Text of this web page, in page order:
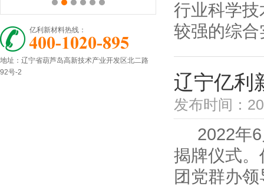
亿利新材料热线：
地址：辽宁省葫芦岛高新技术产业开发区北二路
92号-2
行业科学
较强的综合
辽宁亿利
发布时间：
2022年6
揭牌仪式
团党群办